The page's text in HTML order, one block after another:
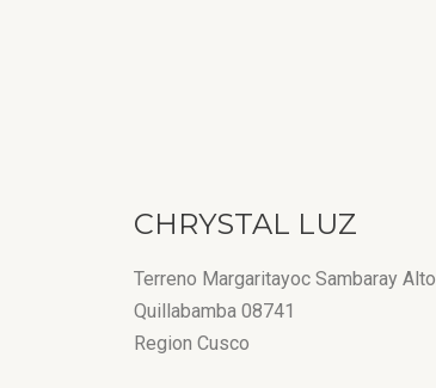
CHRYSTAL LUZ
Terreno Margaritayoc Sambaray Alto
Quillabamba 08741
Region Cusco